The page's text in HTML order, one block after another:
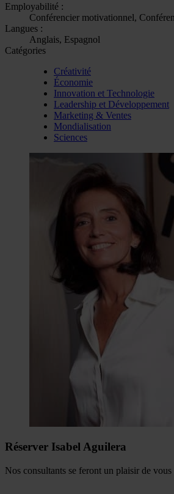
Employabilité :
Conférencier motivationnel,
Langues :
Anglais, Espagnol
Catégories
Créativité
Économie
Innovation et Technologie
Leadership et Développement
Marketing & Ventes
Mondialisation
Sciences
Réserver Isabel Aguilera
Nos consultants se feront un plaisir de